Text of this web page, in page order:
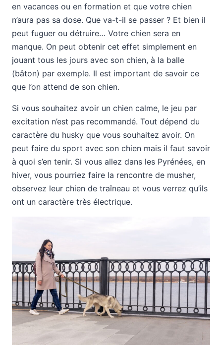
en vacances ou en formation et que votre chien
n’aura pas sa dose. Que va-t-il se passer ? Et bien il
peut fuguer ou détruire… Votre chien sera en
manque. On peut obtenir cet effet simplement en
jouant tous les jours avec son chien, à la balle
(bâton) par exemple. Il est important de savoir ce
que l’on attend de son chien.
Si vous souhaitez avoir un chien calme, le jeu par
excitation n’est pas recommandé. Tout dépend du
caractère du husky que vous souhaitez avoir. On
peut faire du sport avec son chien mais il faut savoir
à quoi s’en tenir. Si vous allez dans les Pyrénées, en
hiver, vous pourriez faire la rencontre de musher,
observez leur chien de traîneau et vous verrez qu’ils
ont un caractère très électrique.